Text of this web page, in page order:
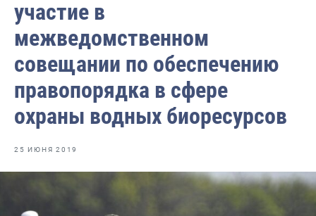
Отраслевые СМИ
Выставки и конференции
Научно-практическая литература
Рыбоохрана России
Отрасль в цифрах
Большая африканская экспедиция
участие в
межведомственном
совещании по обеспечению
правопорядка в сфере
охраны водных биоресурсов
25 ИЮНЯ 2019